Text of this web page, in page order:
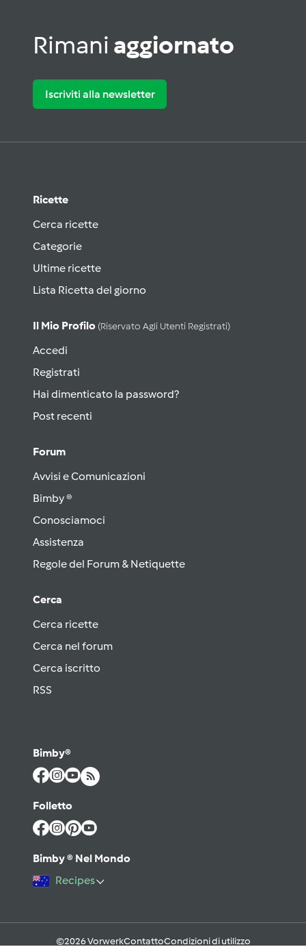
Rimani aggiornato
Iscriviti alla newsletter
Ricette
Cerca ricette
Categorie
Ultime ricette
Lista Ricetta del giorno
Il Mio Profilo (riservato Agli Utenti Registrati)
Accedi
Registrati
Hai dimenticato la password?
Post recenti
Forum
Avvisi e Comunicazioni
Bimby ®
Conosciamoci
Assistenza
Regole del Forum & Netiquette
Cerca
Cerca ricette
Cerca nel forum
Cerca iscritto
RSS
Bimby®
Folletto
Bimby ® Nel Mondo
Recipes
©2026 VorwerkContattoCondizioni di utilizzo